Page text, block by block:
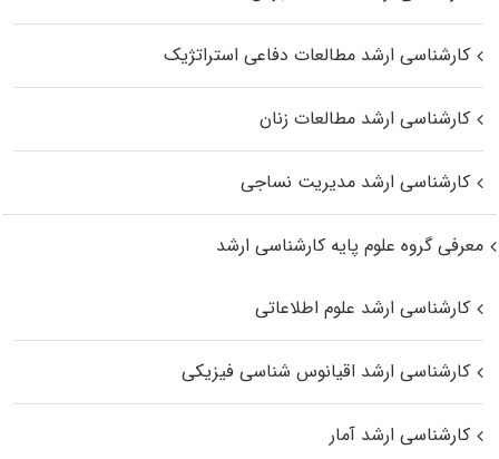
کارشناسی ارشد مطالعات دفاعی استراتژیک
کارشناسی ارشد مطالعات زنان
کارشناسی ارشد مدیریت نساجی
معرفی گروه علوم پایه کارشناسی ارشد
کارشناسی ارشد علوم اطلاعاتی
کارشناسی ارشد اقیانوس‌ شناسی فیزیکی
کارشناسی ارشد آمار